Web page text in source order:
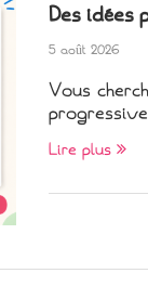
Des idées
5 août 2026
Vous
Lire plus